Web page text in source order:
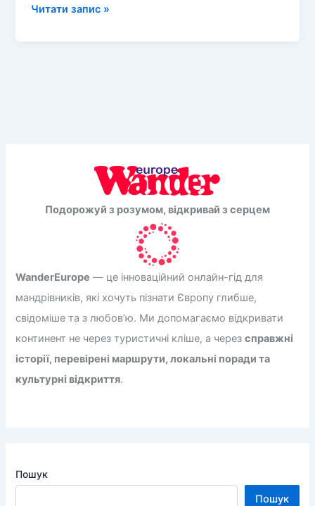
Дубровник
Читати запис »
Подорожуй з розумом, відкривай з серцем
WanderEurope — це інноваційний онлайн-гід для
мандрівників, які хочуть пізнати Європу глибше,
свідоміше та з любов’ю. Ми допомагаємо відкривати
континент не через туристичні кліше, а черезсправжні
історії, перевірені маршрути, локальні поради та
культурні відкриття.
Пошук
Пошук